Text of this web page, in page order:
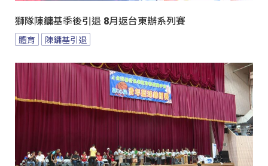
獅隊陳鏞基季後引退 8月返台東辦系列賽
體育 陳鏞基引退